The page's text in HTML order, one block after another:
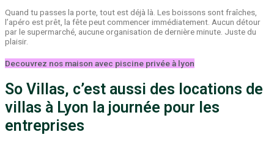
Quand tu passes la porte, tout est déjà là. Les boissons sont fraîches,
l’apéro est prêt, la fête peut commencer immédiatement. Aucun détour
par le supermarché, aucune organisation de dernière minute. Juste du
plaisir.
Decouvrez nos maison avec piscine privée à lyon
So Villas, c’est aussi des locations de
villas à Lyon la journée pour les
entreprises